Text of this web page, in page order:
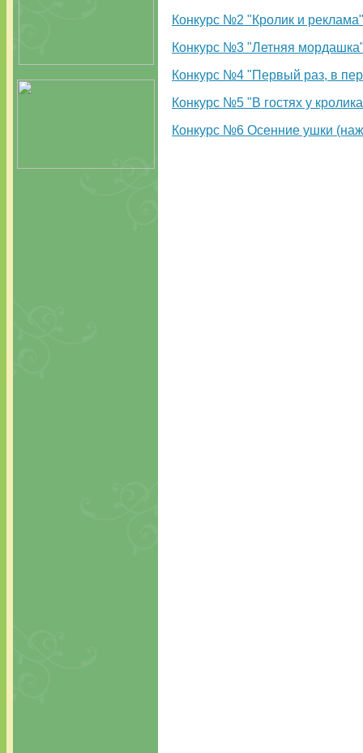
Конкурс №2 "Кролик и
Конкурс №3 "Летняя
Конкурс №4 "Первый раз, в
Конкурс №5 "В гостях у
Конкурс №6 Осенние ушки